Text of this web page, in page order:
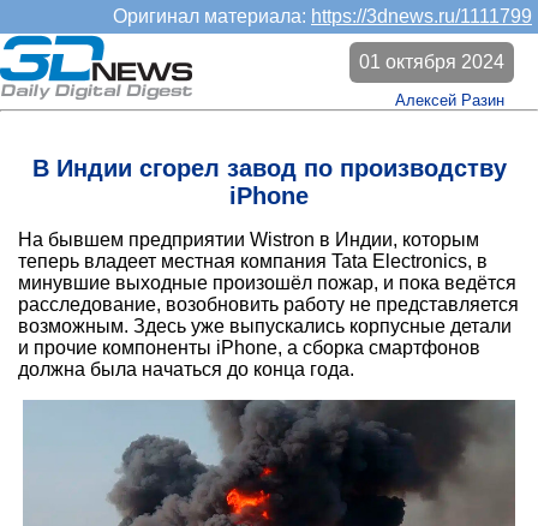
Оригинал материала: https://3dnews.ru/1111799
В Индии сгорел завод по производству
iPhone
01 октября 2024
Алексей Разин
На бывшем предприятии Wistron в Индии, которым
теперь владеет местная компания Tata Electronics, в
минувшие выходные произошёл пожар, и пока ведётся
расследование, возобновить работу не представляется
возможным. Здесь уже выпускались корпусные детали
и прочие компоненты iPhone, а сборка смартфонов
должна была начаться до конца года.